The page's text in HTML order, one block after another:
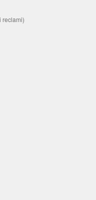
reclami)